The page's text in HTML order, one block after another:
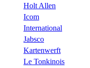
Holt Allen
Icom
International
Jabsco
Kartenwerft
Le Tonkinois